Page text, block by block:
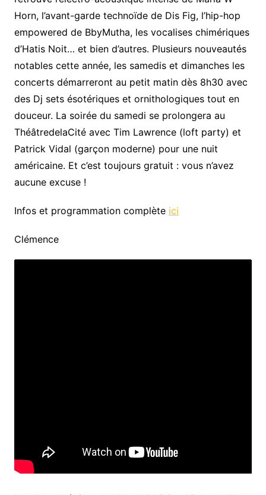
Horn, l’avant-garde technoïde de Dis Fig, l’hip-hop
empowered de BbyMutha, les vocalises chimériques
d’Hatis Noit… et bien d’autres. Plusieurs nouveautés
notables cette année, les samedis et dimanches les
concerts démarreront au petit matin dès 8h30 avec
des Dj sets ésotériques et ornithologiques tout en
douceur. La soirée du samedi se prolongera au
ThéâtredelaCité avec Tim Lawrence (loft party) et
Patrick Vidal (garçon moderne) pour une nuit
américaine. Et c’est toujours gratuit : vous n’avez
aucune excuse !
Infos et programmation complète ici
Clémence